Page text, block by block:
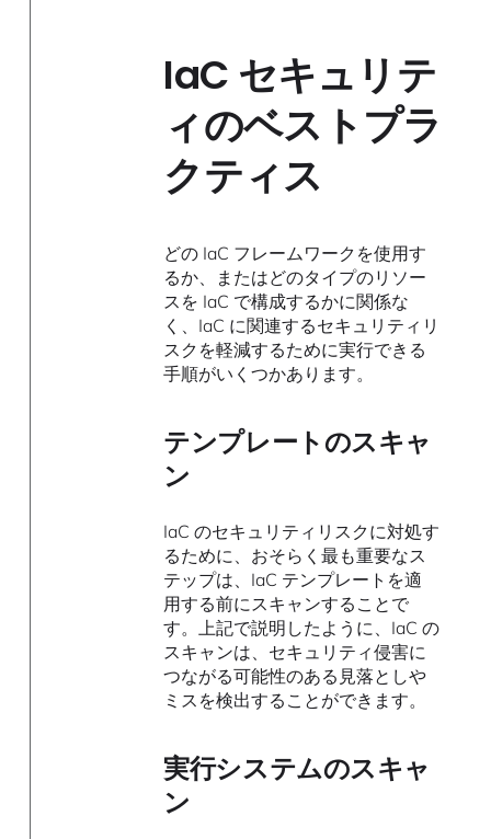
IaC セキュリテ
ィのベストプラ
クティス
どの IaC フレームワークを使用す
るか、またはどのタイプのリソー
スを IaC で構成するかに関係な
く、IaC に関連するセキュリティリ
スクを軽減するために実行できる
手順がいくつかあります。
テンプレートのスキャ
ン
IaC のセキュリティリスクに対処す
るために、おそらく最も重要なス
テップは、IaC テンプレートを適
用する前にスキャンすることで
す。上記で説明したように、IaC の
スキャンは、セキュリティ侵害に
つながる可能性のある見落としや
ミスを検出することができます。
実行システムのスキャ
ン